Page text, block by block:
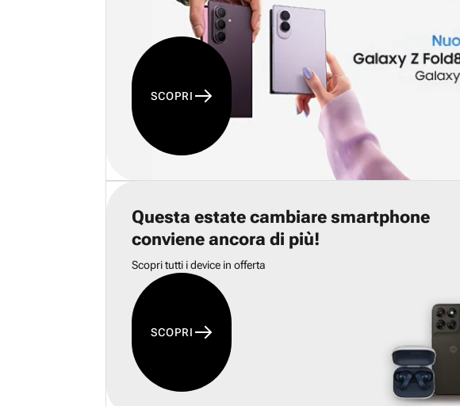
SCOPRI
Questa estate cambiare smartphone
conviene ancora di più!
Scopri tutti i device in offerta
SCOPRI